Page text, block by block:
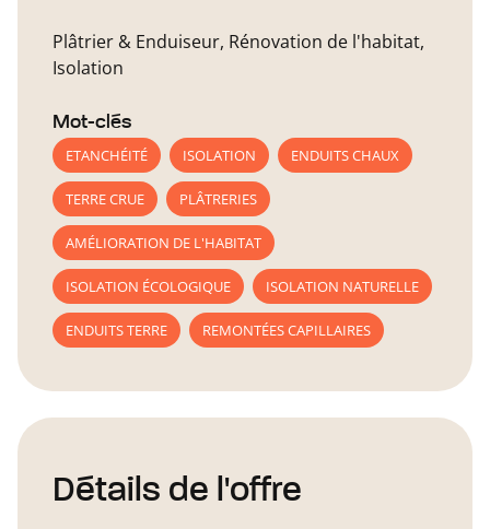
Plâtrier & Enduiseur, Rénovation de l'habitat,
Isolation
Mot-clés
ETANCHÉITÉ
ISOLATION ENDUITS CHAUX
TERRE CRUE PLÂTRERIES
AMÉLIORATION DE L'HABITAT
ISOLATION ÉCOLOGIQUE ISOLATION NATURELLE
ENDUITS TERRE REMONTÉES CAPILLAIRES
Détails de l'offre